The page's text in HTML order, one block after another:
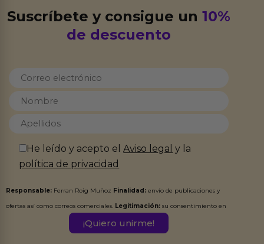
Suscríbete y consigue un10%
de descuento
He leído y acepto elAviso legal y la
política de privacidad
Responsable: Ferran Roig Muñoz Finalidad: envío de publicaciones y
ofertas así como correos comerciales. Legitimación: su consentimiento en
Destinatarios:Ferran Roig Muñoz. Podrás ejercer tus